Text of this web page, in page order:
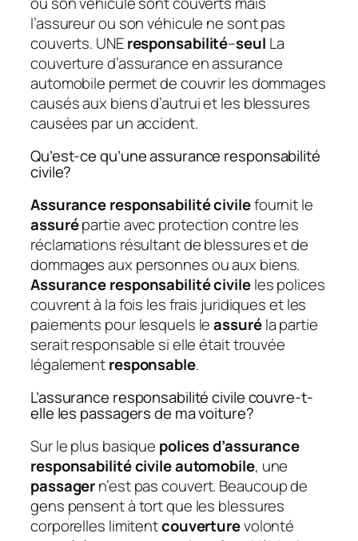
l’assureur ou son véhicule ne sont pas
couverts. UNEresponsabilité–seul La
couverture d’assurance en assurance
automobile permet de couvrir les dommages
causés aux biens d’autrui et les blessures
causées par un accident.
Qu’est-ce qu’une assurance responsabilité
civile?
Assurance responsabilité civilefournit le
assurépartie avec protection contre les
réclamations résultant de blessures et de
dommages aux personnes ou aux biens.
Assurance responsabilité civileles polices
couvrent à la fois les frais juridiques et les
paiements pour lesquels leassuréla partie
serait responsable si elle était trouvée
légalementresponsable.
L’assurance responsabilité civile couvre-t-
elle les passagers de ma voiture?
Sur le plus basique polices d’assurance
responsabilité civile automobile, une
passagern’est pas couvert. Beaucoup de
gens pensent à tort que les blessures
corporelles limitentcouverturevolonté